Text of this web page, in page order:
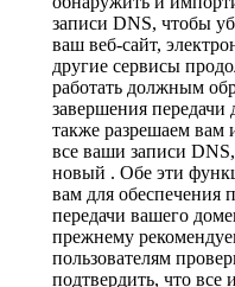
записи DNS, чтобы
ваш веб-сайт,
другие сервисы
работать должным
завершения
также разрешаем вам
все ваши записи
новый . Обе эти
вам для обеспечения
передачи вашего
прежнему
пользователям
подтвердить, что все